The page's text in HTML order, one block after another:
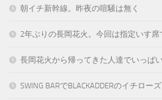
朝イチ新幹線。昨夜の喧騒は無く
2年ぶりの長岡花火。今回は指定いす席
長岡花火から帰ってきた人達でいっぱ
SWING BARでBLACKADDERのイチローズ